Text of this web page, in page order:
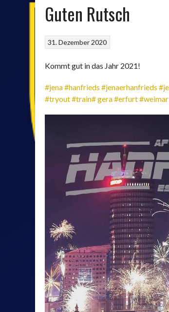
Guten Rutsch
31. Dezember 2020
Kommt gut in das Jahr 2021!
#jena#hanfrieds #jenaerhanfrieds
#tryout#train# gera#erfurt#weimar